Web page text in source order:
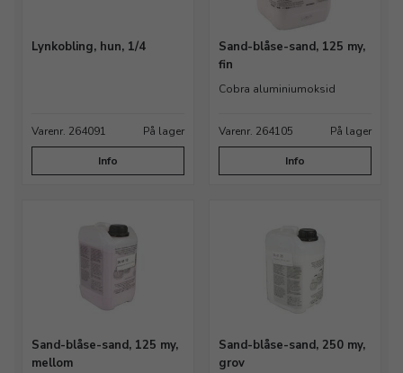
Lynkobling, hun, 1/4
Varenr. 264091 På lager
Info
Sand-blåse-sand, 125 my,
fin
Cobra aluminiumoksid
Varenr. 264105 På lager
Info
Sand-blåse-sand, 125 my,
mellom
Sand-blåse-sand, 250 my,
grov